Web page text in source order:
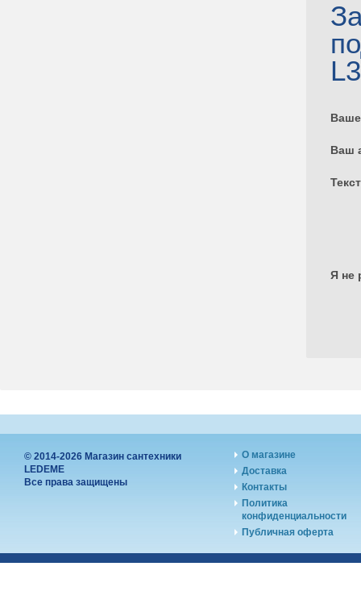
Ваш
Я не
© 2014-2026 Магазин сантехники
LEDEME
Все права защищены
О магазине
Доставка
Контакты
Политика
конфиденциальности
Публичная оферта